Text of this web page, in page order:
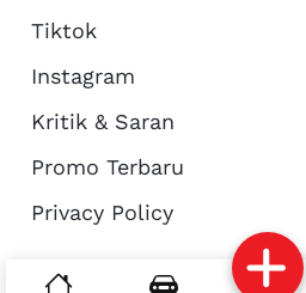
Reservasi
Tiktok
Instagram
Kritik & Saran
Promo Terbaru
Privacy Policy